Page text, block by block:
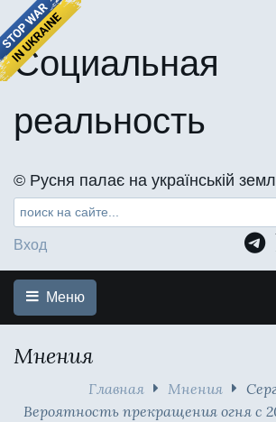
Социальная
реальность
©️ Русня палає на українській
Вход
Меню
Мнения
Главная Мнения
Вероятность прекращения огня с